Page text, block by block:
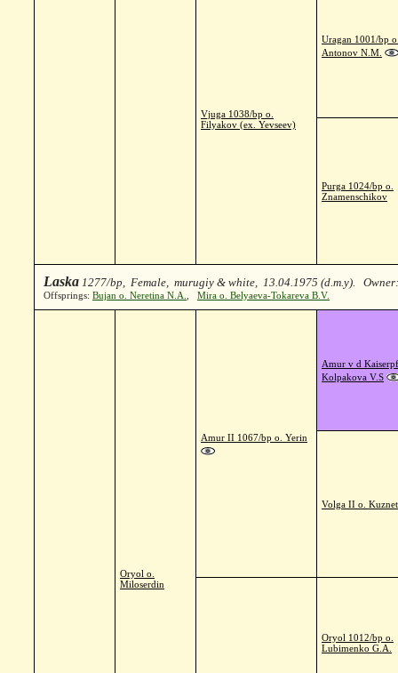
Vjuga 1038/bp o.
Filyakov (ex. Yevseev)
Uragan 1001/bp
Antonov N.M.
Purga 1024/bp o.
Znamenschikov
Laska 1277/bp, Female, murugiy & white, 13.04.1975 (d.m.y).
Offsprings: Bujan o. Neretina N.A. Mira o. Belyaeva-Tokareva B.V.
Oryol o.
Miloserdin
Amur II 1067/bp o. Yerin
Amur v d
Kolpakova V.S
Volga II o.
Oryol 1012/bp o.
Lubimenko G.A.